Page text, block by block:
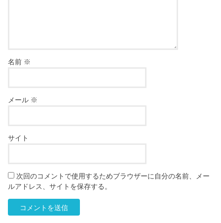
名前 ※
メール ※
サイト
次回のコメントで使用するためブラウザーに自分の名前、メー
ルアドレス、サイトを保存する。